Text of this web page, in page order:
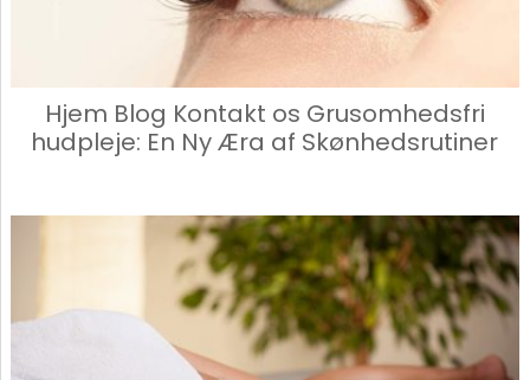
Hjem Blog Kontakt os Grusomhedsfri
hudpleje: En Ny Æra af Skønhedsrutiner